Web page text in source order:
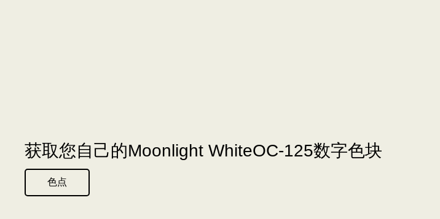
获取您自己的Moonlight WhiteOC-125数字色块
色点